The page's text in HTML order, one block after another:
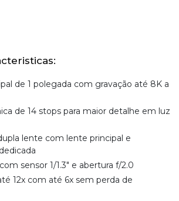
de 1 polegada com gravação até 8K a
de 14 stops para maior detalhe em luz
lente com lente principal e
sensor 1/1.3" e abertura f/2.0
12x com até 6x sem perda de